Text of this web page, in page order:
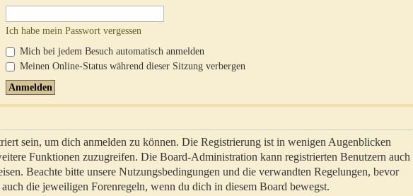
Ich habe mein Passwort vergessen
Mich bei jedem Besuch automatisch anmelden
Meinen Online-Status während dieser Sitzung verbergen
sein, um dich anmelden zu können. Die Registrierung ist in wenigen Augenblicken
Funktionen zuzugreifen. Die Board-Administration kann registrierten Benutzern auch
Beachte bitte unsere Nutzungsbedingungen und die verwandten Regelungen, bevor
die jeweiligen Forenregeln, wenn du dich in diesem Board bewegst.